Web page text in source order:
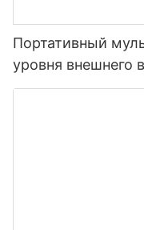
Портативный
уровня внешнего
нержавеющей